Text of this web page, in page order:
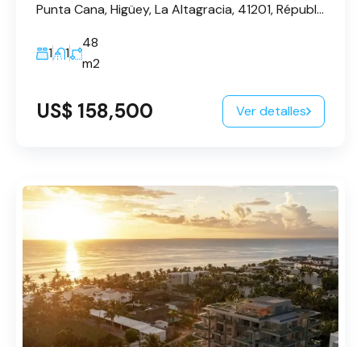
Punta Cana, Higüey, La Altagracia, 41201, République dominicaine
1 1
48
m2
US$ 158,500 Ver detalles